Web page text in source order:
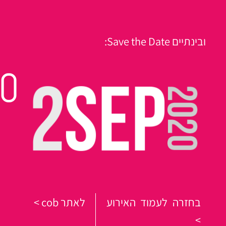
ובינתיים Save the Date:
בחזרה לעמוד האירוע
>
לאתר cob >